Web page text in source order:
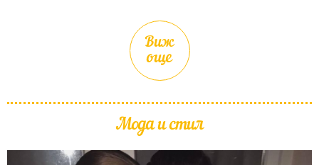
Виж
още
Мода и стил